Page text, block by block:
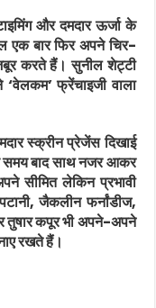
और दमदार ऊर्जा के
एक बार फिर अपने चिर-
करते हैं। सुनील शेट्टी
फ्रेंचाइजी वाला
स्क्रीन प्रेजेंस दिखाई
समय बाद साथ नजर आकर
सीमित लेकिन प्रभावी
जैकलीन फर्नांडीज,
तुषार कपूर भी अपने-अपने
रखते हैं।